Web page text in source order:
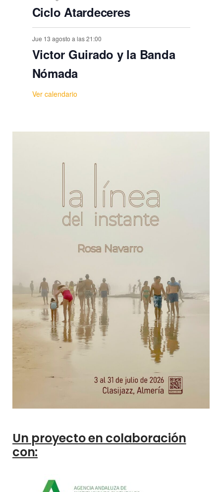
Ciclo Atardeceres
Jue 13 agosto a las 21:00
Victor Guirado y la Banda
Nómada
Ver calendario
Un proyecto en colaboración
con: